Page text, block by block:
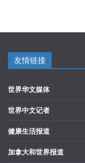
友情链接
世界华文媒体
世界中文记者
健康生活报道
加拿大和世界报道